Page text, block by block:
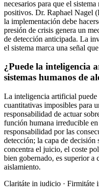
necesarios para que el
positivos. Dr. Raphael
la implementación debe
presión de crisis genera un
de detección anticipada. La
el sistema marca una señal
¿Puede la inteligencia
sistemas humanos de
La inteligencia artificial puede
cuantitativas imposibles para
responsabilidad de actuar
función humana irreducible
responsabilidad por las
detección; la capa de decisión
concentra el juicio, el coste
bien gobernado, es superior a
aislamiento.
Claritáte in iudicio · Firmitáte